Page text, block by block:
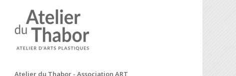
Atelier du Thabor - Association ART